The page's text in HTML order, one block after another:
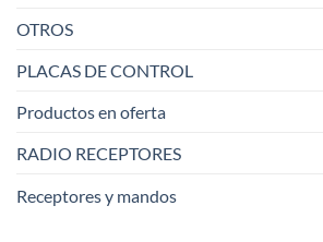
OTROS
PLACAS DE CONTROL
Productos en oferta
RADIO RECEPTORES
Receptores y mandos